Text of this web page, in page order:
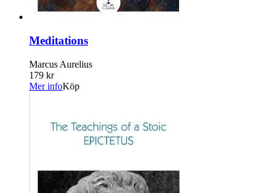
Meditations
Marcus Aurelius
179 kr
Mer infoKöp